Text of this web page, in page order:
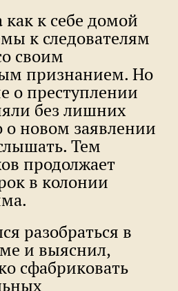
как к себе домой
к следователям
своим
признанием. Но
о преступлении
без лишних
о новом заявлении
Тем
продолжает
в колонии
разобраться в
и выяснил,
сфабриковать